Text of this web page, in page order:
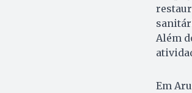
Além
Em